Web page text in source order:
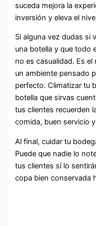
suceda mejora la
inversión y eleva el
Si alguna vez dudas si
una botella y que todo
no es casualidad. Es
un ambiente pensado
perfecto. Climatizar tu
botella que sirvas
tus clientes recuerden
comida, buen servicio
Al final, cuidar tu
Puede que nadie lo
tus clientes sí lo
copa bien conservada